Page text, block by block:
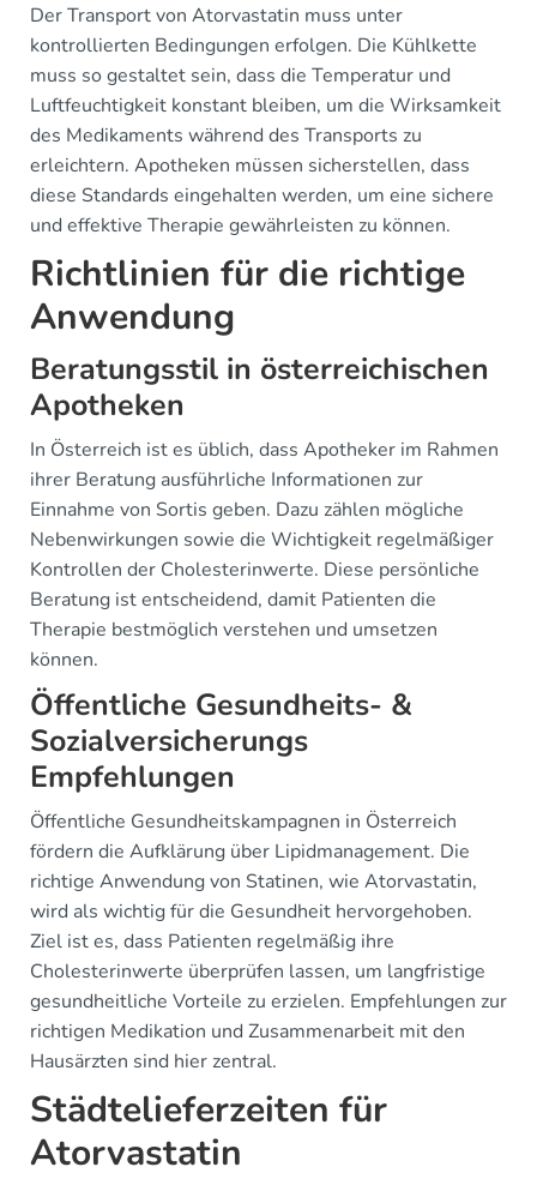
Der Transport von Atorvastatin muss unter
kontrollierten Bedingungen erfolgen. Die Kühlkette
muss so gestaltet sein, dass die Temperatur und
Luftfeuchtigkeit konstant bleiben, um die Wirksamkeit
des Medikaments während des Transports zu
erleichtern. Apotheken müssen sicherstellen, dass
diese Standards eingehalten werden, um eine sichere
und effektive Therapie gewährleisten zu können.
Richtlinien für die richtige
Anwendung
Beratungsstil in österreichischen
Apotheken
In Österreich ist es üblich, dass Apotheker im Rahmen
ihrer Beratung ausführliche Informationen zur
Einnahme von Sortis geben. Dazu zählen mögliche
Nebenwirkungen sowie die Wichtigkeit regelmäßiger
Kontrollen der Cholesterinwerte. Diese persönliche
Beratung ist entscheidend, damit Patienten die
Therapie bestmöglich verstehen und umsetzen
können.
Öffentliche Gesundheits- &
Sozialversicherungs
Empfehlungen
Öffentliche Gesundheitskampagnen in Österreich
fördern die Aufklärung über Lipidmanagement. Die
richtige Anwendung von Statinen, wie Atorvastatin,
wird als wichtig für die Gesundheit hervorgehoben.
Ziel ist es, dass Patienten regelmäßig ihre
Cholesterinwerte überprüfen lassen, um langfristige
gesundheitliche Vorteile zu erzielen. Empfehlungen zur
richtigen Medikation und Zusammenarbeit mit den
Hausärzten sind hier zentral.
Städtelieferzeiten für
Atorvastatin